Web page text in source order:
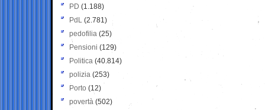
PD (1.188)
PdL (2.781)
pedofilia (25)
Pensioni (129)
Politica (40.814)
polizia (253)
Porto (12)
povertà (502)